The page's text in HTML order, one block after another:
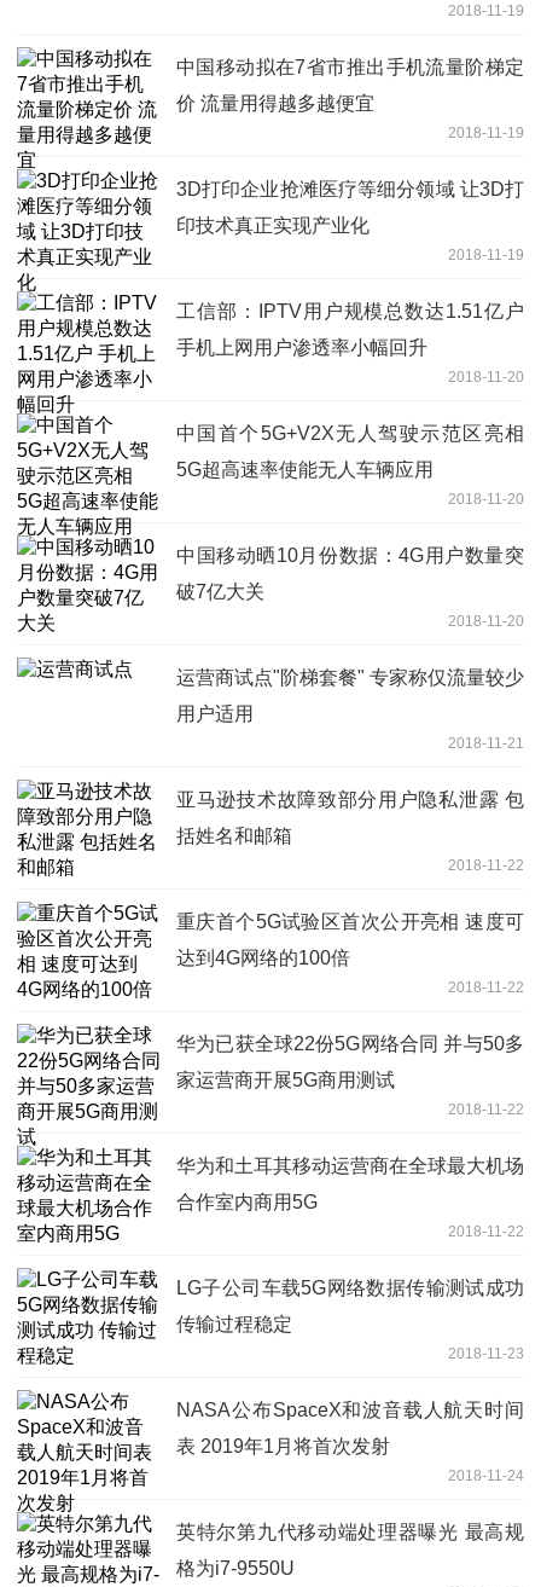
2018-11-19
中国移动拟在7省市推出手机流量阶梯定
价 流量用得越多越便宜
2018-11-19
3D打印企业抢滩医疗等细分领域 让3D打
印技术真正实现产业化
2018-11-19
工信部：IPTV用户规模总数达1.51亿户
手机上网用户渗透率小幅回升
2018-11-20
中国首个5G+V2X无人驾驶示范区亮相
5G超高速率使能无人车辆应用
2018-11-20
中国移动晒10月份数据：4G用户数量突
破7亿大关
2018-11-20
运营商试点"阶梯套餐" 专家称仅流量较少
用户适用
2018-11-21
亚马逊技术故障致部分用户隐私泄露 包
括姓名和邮箱
2018-11-22
重庆首个5G试验区首次公开亮相 速度可
达到4G网络的100倍
2018-11-22
华为已获全球22份5G网络合同 并与50多
家运营商开展5G商用测试
2018-11-22
华为和土耳其移动运营商在全球最大机场
合作室内商用5G
2018-11-22
LG子公司车载5G网络数据传输测试成功
传输过程稳定
2018-11-23
NASA公布SpaceX和波音载人航天时间
表 2019年1月将首次发射
2018-11-24
英特尔第九代移动端处理器曝光 最高规
格为i7-9550U